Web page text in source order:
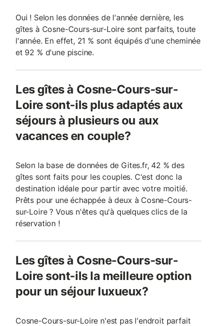
Oui ! Selon les données de l'année dernière, les
gîtes à Cosne-Cours-sur-Loire sont parfaits, toute
l'année. En effet, 21 % sont équipés d'une cheminée
et 92 % d'une piscine.
Les gîtes à Cosne-Cours-sur-
Loire sont-ils plus adaptés aux
séjours à plusieurs ou aux
vacances en couple?
Selon la base de données de Gites.fr, 42 % des
gîtes sont faits pour les couples. C'est donc la
destination idéale pour partir avec votre moitié.
Prêts pour une échappée à deux à Cosne-Cours-
sur-Loire ? Vous n'êtes qu'à quelques clics de la
réservation !
Les gîtes à Cosne-Cours-sur-
Loire sont-ils la meilleure option
pour un séjour luxueux?
Cosne-Cours-sur-Loire n'est pas l'endroit parfait